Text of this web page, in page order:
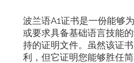
波兰语A1证书是一份能够
或要求具备基础语言技能
持的证明文件。虽然该证
利，但它证明您能够胜任